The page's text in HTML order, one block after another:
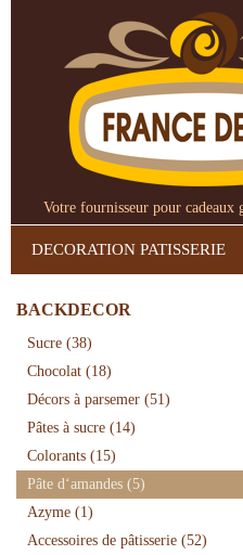
Votre fournisseur pour cadeaux
DECORATION PATISSERIE
BACKDECOR
Sucre (38)
Chocolat (18)
Décors à parsemer (51)
Pâtes à sucre (14)
Colorants (15)
Pâte d‘amandes (5)
Azyme (1)
Accessoires de pâtisserie (52)